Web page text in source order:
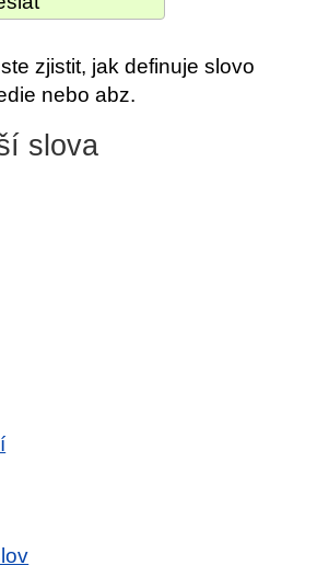
zjistit, jak definuje slovo
nebo abz.
slova